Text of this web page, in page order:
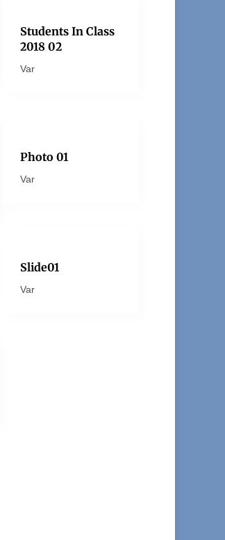
Students In Class
2018 02
Var
Photo 01
Var
Slide01
Var